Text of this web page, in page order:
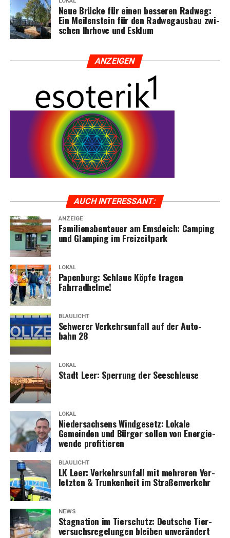
Neue Brü­cke für einen bes­se­ren Rad­weg:
Ein Mei­len­stein für den Rad­weg­aus­bau zwi­
schen Ihr­ho­ve und Esklum
ANZEI­GEN
AUCH INTER­ES­SANT:
ANZEIGE
Fami­li­en­aben­teu­er am Ems­deich: Cam­ping
und Glam­ping im Freizeitpark
LOKAL
Papen­burg: Schlaue Köp­fe tra­gen
Fahrradhelme!
BLAULICHT
Schwe­rer Ver­kehrs­un­fall auf der Auto­
bahn 28
LOKAL
Stadt Leer: Sper­rung der Seeschleuse
LOKAL
Nie­der­sach­sens Wind­ge­setz: Loka­le
Gemein­den und Bür­ger sol­len von Ener­gie­
wen­de profitieren
BLAULICHT
LK Leer: Ver­kehrs­un­fall mit meh­re­ren Ver­
letz­ten & Trun­ken­heit im Straßenverkehr
NEWS
Sta­gna­ti­on im Tier­schutz: Deut­sche Tier­
ver­suchs­re­ge­lun­gen blei­ben unverändert